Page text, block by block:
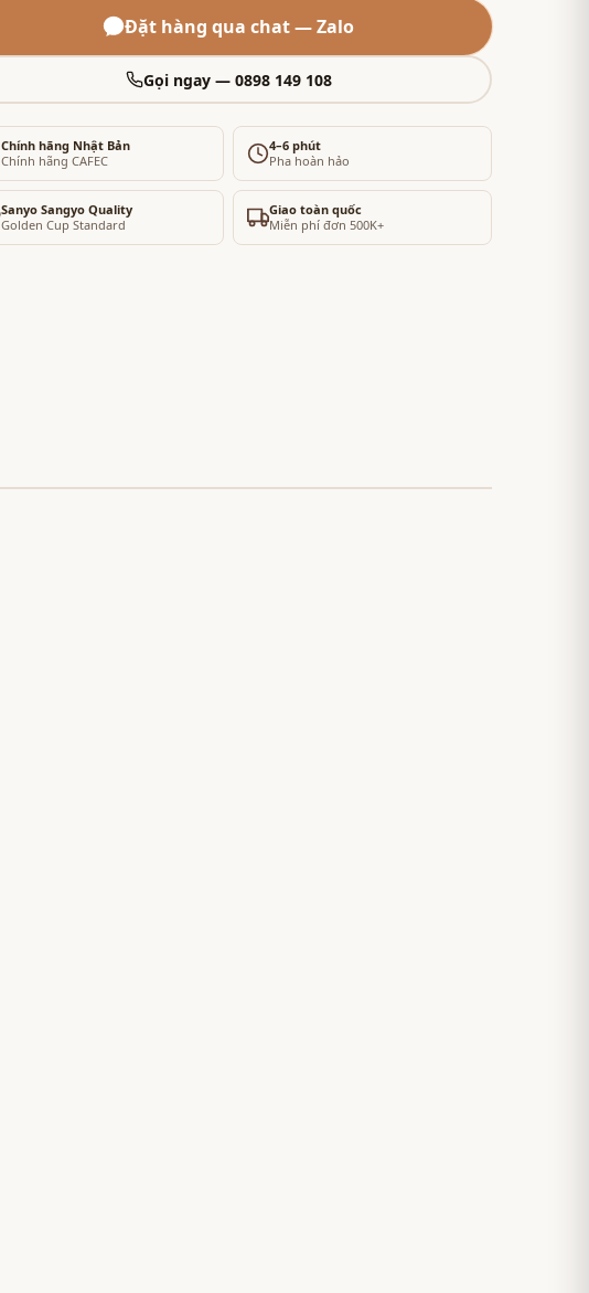
Đặt hàng qua chat — Zalo
Gọi ngay — 0898 149 108
Chính hãng Nhật Bản
Chính hãng CAFEC
4–6 phút
Pha hoàn hảo
Sanyo Sangyo Quality
Golden Cup Standard
Giao toàn quốc
Miễn phí đơn 500K+